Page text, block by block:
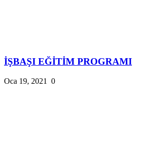
İŞBAŞI EĞİTİM PROGRAMI
Oca 19, 2021 0